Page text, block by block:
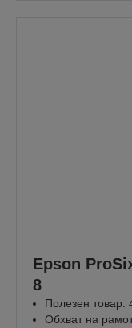
Epson
8
Полезен товар:
Обхват на